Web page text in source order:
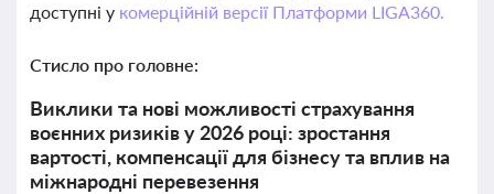
доступні у комерційній версії Платформи LIGA360.
Стисло про головне:
Виклики та нові можливості страхування
воєнних ризиків у 2026 році: зростання
вартості, компенсації для бізнесу та вплив на
міжнародні перевезення